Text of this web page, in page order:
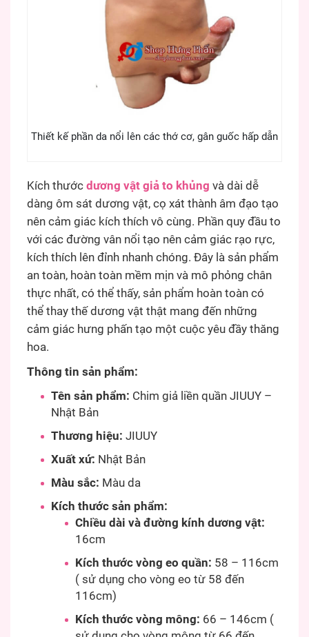
Thiết kế phần da nổi lên các thớ cơ, gân guốc hấp dẫn
Kích thước dương vật giả to khủng và dài dễ
dàng ôm sát dương vật, cọ xát thành âm đạo tạo
nên cảm giác kích thích vô cùng. Phần quy đầu to
với các đường vân nổi tạo nên cảm giác rạo rực,
kích thích lên đỉnh nhanh chóng. Đây là sản phẩm
an toàn, hoàn toàn mềm mịn và mô phỏng chân
thực nhất, có thể thấy, sản phẩm hoàn toàn có
thể thay thế dương vật thật mang đến những
cảm giác hưng phấn tạo một cuộc yêu đầy thăng
hoa.
Thông tin sản phẩm:
Tên sản phẩm: Chim giả liền quần JIUUY –
Nhật Bản
Thương hiệu: JIUUY
Xuất xứ: Nhật Bản
Màu sắc: Màu da
Kích thước sản phẩm:
Chiều dài và đường kính dương vật:
16cm
Kích thước vòng eo quần: 58 – 116cm
( sử dụng cho vòng eo từ 58 đến
116cm)
Kích thước vòng mông: 66 – 146cm (